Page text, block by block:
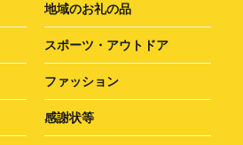
地域のお礼の品
スポーツ・アウトドア
ファッション
感謝状等